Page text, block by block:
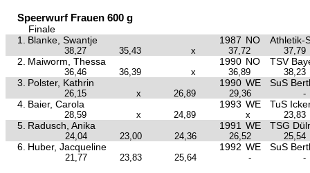
Speerwurf Frauen 600 g
Finale
1.
Blanke, Swantje 1987 NO Athletik-
38,27 35,43 x 37,72 37,79
2. Maiworm, Thessa 1990 NO TSV
36,46 36,39 x 36,89 38,23
3. Polster, Kathrin 1990 WE SuS
26,15 x 26,89 29,36 -
4. Baier, Carola 1993 WE TuS
28,59 x 24,89 x 23,83
5. Radusch, Anika 1991 WE TSG
24,04 23,00 24,36 26,52 25,54
6. Huber, Jacqueline 1992 WE SuS
21,77 23,83 25,64 - -